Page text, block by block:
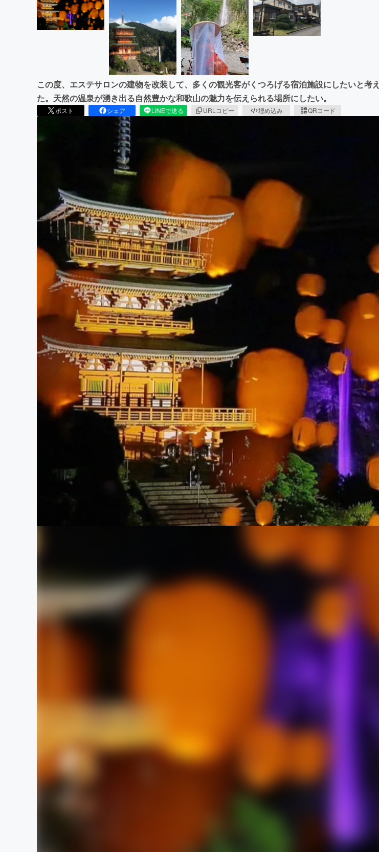
この度、エステサロンの建物を改装して、多くの観光客がくつろげる宿泊施設にしたいと考え
た。天然の温泉が湧き出る自然豊かな和歌山の魅力を伝えられる場所にしたい。
ポスト シェア LINEで送る URLコピー 埋め込み QRコード